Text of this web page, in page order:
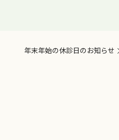
年末年始の休診日のお知らせ